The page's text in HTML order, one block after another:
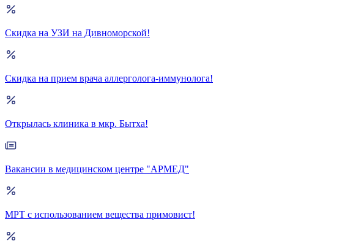
Скидка на УЗИ на Дивноморской!
Скидка на прием врача аллерголога-иммунолога!
Открылась клиника в мкр. Бытха!
Вакансии в медицинском центре "АРМЕД"
МРТ с использованием вещества примовист!